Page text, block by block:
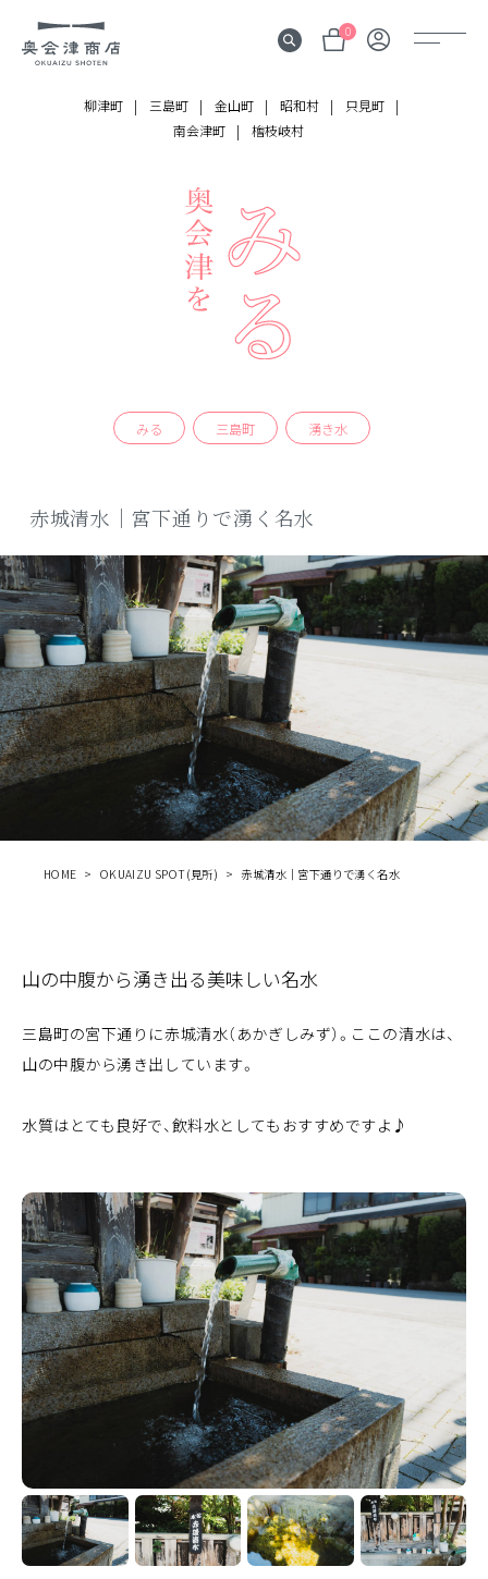
0
伝言板
検索
ABOUT
相談窓口
アクセス
お問い合わせ
柳津町 三島町 金山町 昭和村
只見町
南会津町
檜枝岐村
みる 三島町 湧き水
赤城清水｜宮下通りで湧く名水
HOME OKUAIZU SPOT(見所) 赤城清水｜宮下通りで湧く名水
山の中腹から湧き出る美味しい名水
三島町の宮下通りに赤城清水（あかぎしみず）。ここの清水は、
山の中腹から湧き出しています。
水質はとても良好で、飲料水としてもおすすめですよ♪